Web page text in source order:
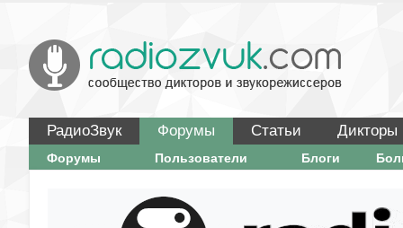
РадиоЗвук Форумы Статьи Дикторы
Форумы Пользователи Блоги